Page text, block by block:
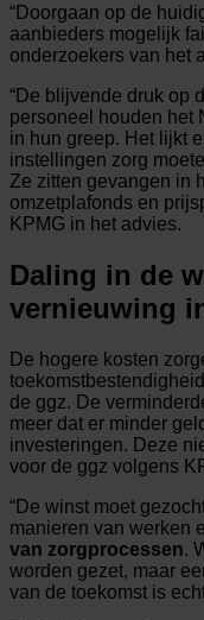
“Doorgaan op de
aanbieders mogelijk
onderzoekers van het
“De blijvende druk op
personeel houden het
in hun greep. Het lijkt
instellingen zorg
Ze zitten gevangen in
omzetplafonds en
KPMG in het advies.
Daling in de
vernieuwing
De hogere kosten
de ggz. De
meer dat er minder
investeringen. Deze
voor de ggz volgens
“De winst moet
manieren van werken
van zorgprocessen.
worden gezet, maar
van de toekomst is